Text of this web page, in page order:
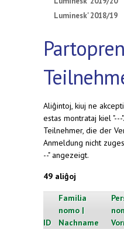
Luminesk' 2018/19
Aliĝintoj, kiuj ne
estas montrataj kiel "---".
Teilnehmer, die der
Anmeldung nicht
--" angezeigt.
49 aliĝoj
ID
Familia
nomo |
Nachname